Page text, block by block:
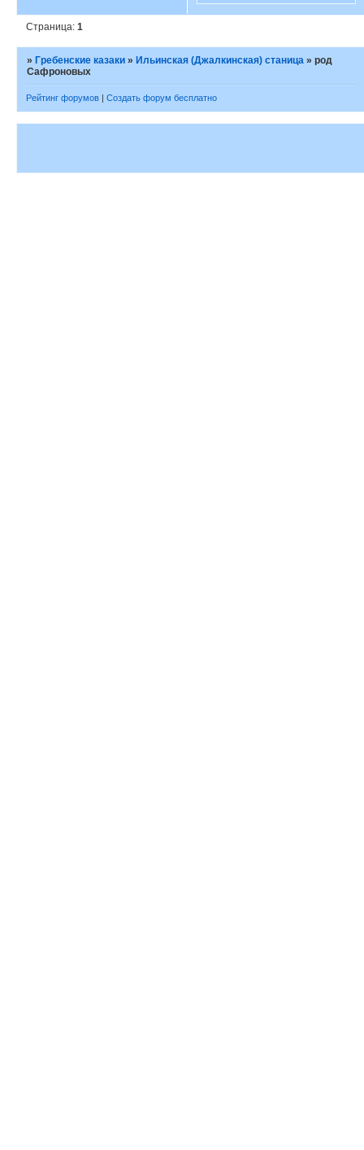
Страница:1
» Гребенские казаки » Ильинская (Джалкинская) станица »род
Сафроновых
Рейтинг форумов | Создать форум бесплатно